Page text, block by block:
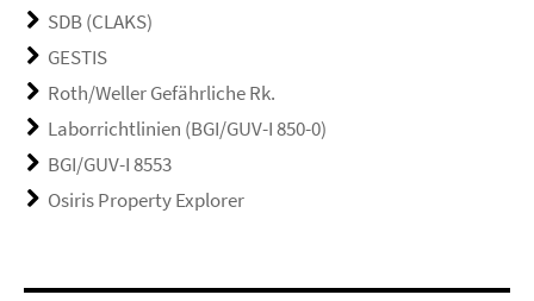
SDB (CLAKS)
GESTIS
Roth/Weller Gefährliche Rk.
Laborrichtlinien (BGI/GUV-I 850-0)
BGI/GUV-I 8553
Osiris Property Explorer